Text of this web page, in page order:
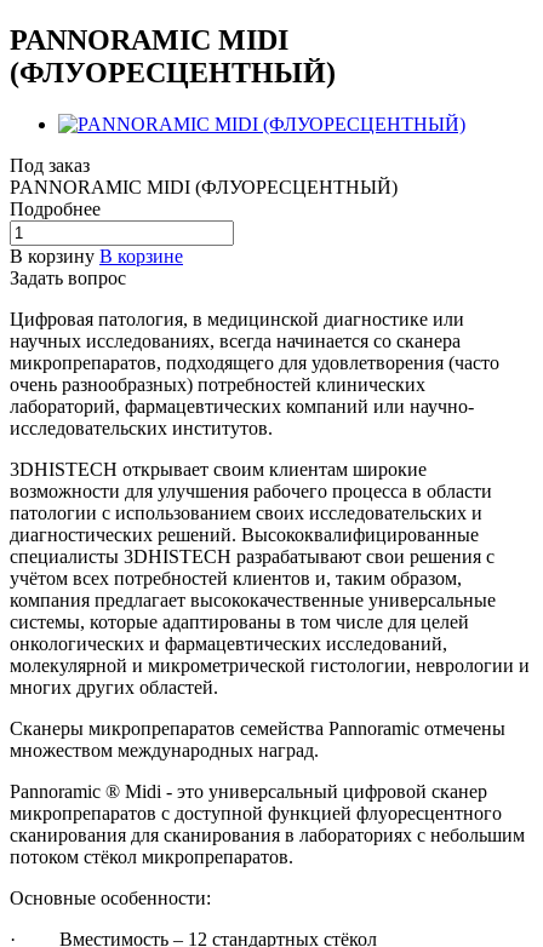
PANNORAMIC MIDI
(ФЛУОРЕСЦЕНТНЫЙ)
Под заказ
PANNORAMIC MIDI (ФЛУОРЕСЦЕНТНЫЙ)
Подробнее
В корзину В корзине
Задать вопрос
Цифровая патология, в медицинской диагностике или
научных исследованиях, всегда начинается со сканера
микропрепаратов, подходящего для удовлетворения (часто
очень разнообразных) потребностей клинических
лабораторий, фармацевтических компаний или научно-
исследовательских институтов.
3DHISTECH открывает своим клиентам широкие
возможности для улучшения рабочего процесса в области
патологии с использованием своих исследовательских и
диагностических решений. Высококвалифицированные
специалисты 3DHISTECH разрабатывают свои решения с
учётом всех потребностей клиентов и, таким образом,
компания предлагает высококачественные универсальные
системы, которые адаптированы в том числе для целей
онкологических и фармацевтических исследований,
молекулярной и микрометрической гистологии, неврологии и
многих других областей.
Сканеры микропрепаратов семейства Pannoramic отмечены
множеством международных наград.
Pannoramic ® Midi - это универсальный цифровой сканер
микропрепаратов с доступной функцией флуоресцентного
сканирования для сканирования в лабораториях с небольшим
потоком стёкол микропрепаратов.
Основные особенности:
· Вместимость – 12 стандартных стёкол